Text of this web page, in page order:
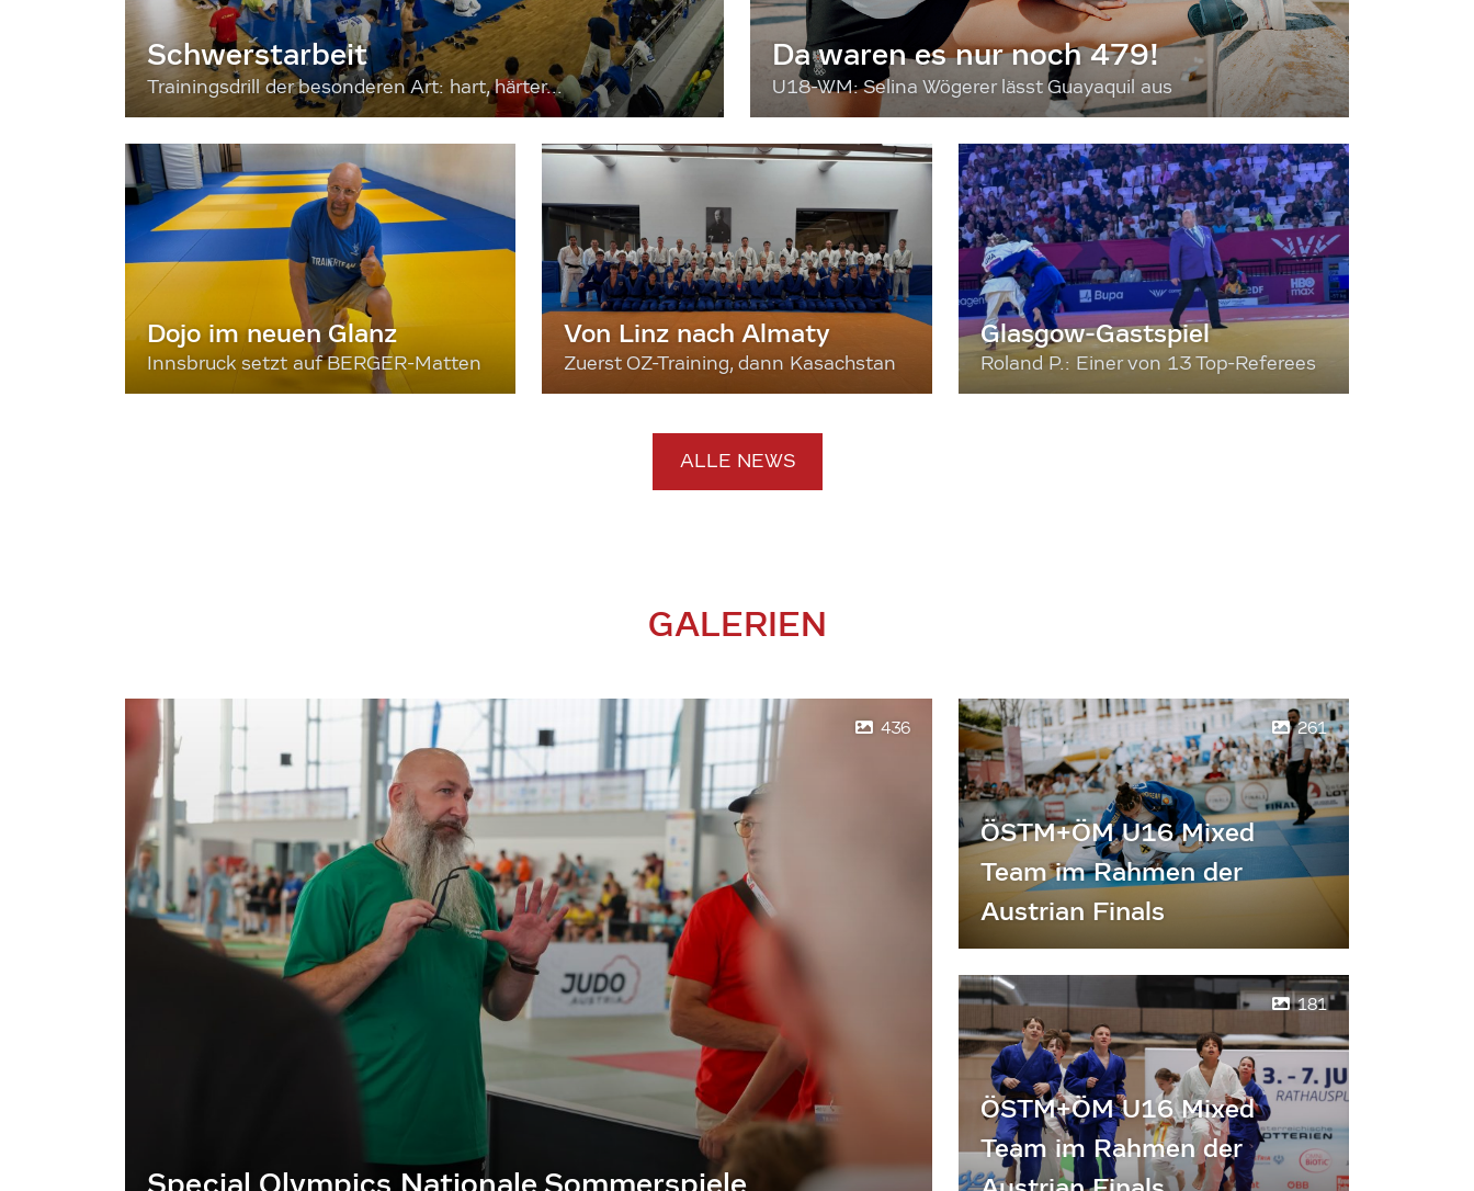
Schwerstarbeit
Trainingsdrill der besonderen Art: hart, härter...
Da waren es nur noch 479!
U18-WM: Selina Wögerer lässt Guayaquil aus
Dojo im neuen Glanz
Innsbruck setzt auf BERGER-Matten
Von Linz nach Almaty
Zuerst OZ-Training, dann Kasachstan
Glasgow-Gastspiel
Roland P.: Einer von 13 Top-Referees
ALLE NEWS
GALERIEN
436
Special Olympics Nationale Sommerspiele
261
ÖSTM+ÖM U16 Mixed
Team im Rahmen der
Austrian Finals
181
ÖSTM+ÖM U16 Mixed
Team im Rahmen der